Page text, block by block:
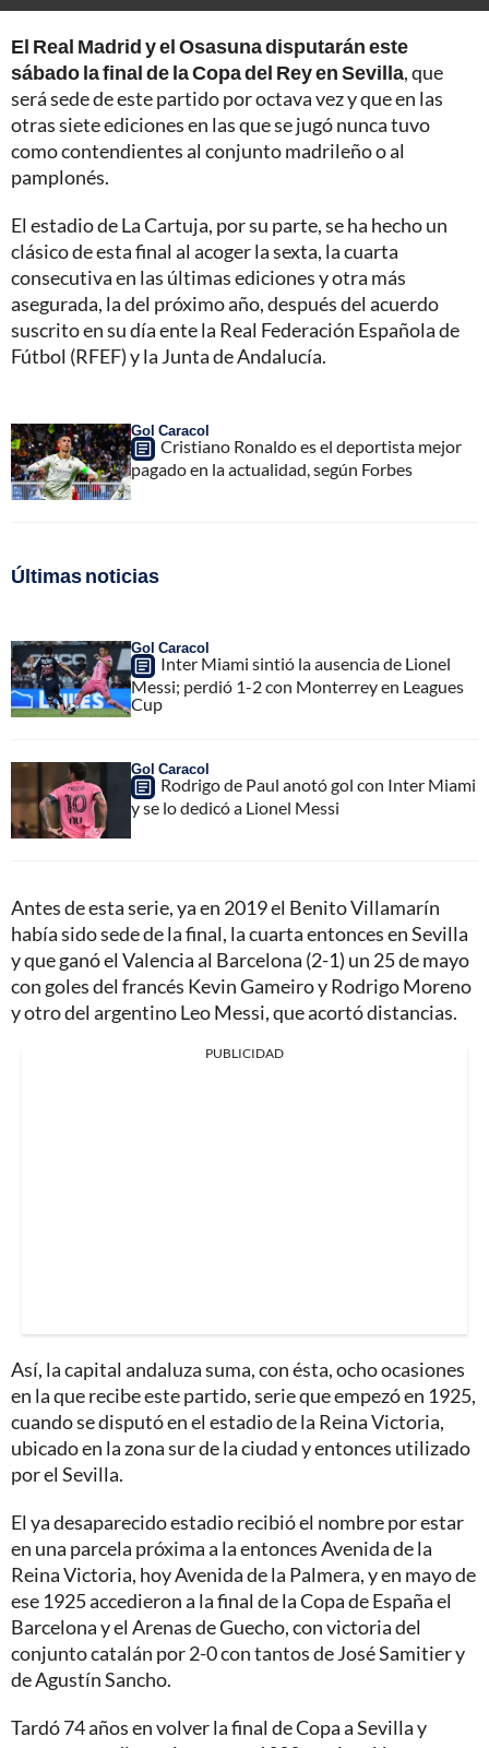
El Real Madrid y el Osasuna disputarán este
sábado la final de la Copa del Rey en Sevilla, que
será sede de este partido por octava vez y que en las
otras siete ediciones en las que se jugó nunca tuvo
como contendientes al conjunto madrileño o al
pamplonés.
El estadio de La Cartuja, por su parte, se ha hecho un
clásico de esta final al acoger la sexta, la cuarta
consecutiva en las últimas ediciones y otra más
asegurada, la del próximo año, después del acuerdo
suscrito en su día ente la Real Federación Española de
Fútbol (RFEF) y la Junta de Andalucía.
Gol Caracol
Cristiano Ronaldo es el deportista mejor
pagado en la actualidad, según Forbes
Últimas noticias
Gol Caracol
Inter Miami sintió la ausencia de Lionel
Messi; perdió 1-2 con Monterrey en Leagues
Cup
Gol Caracol
Rodrigo de Paul anotó gol con Inter Miami
y se lo dedicó a Lionel Messi
Antes de esta serie, ya en 2019 el Benito Villamarín
había sido sede de la final, la cuarta entonces en Sevilla
y que ganó el Valencia al Barcelona (2-1) un 25 de mayo
con goles del francés Kevin Gameiro y Rodrigo Moreno
y otro del argentino Leo Messi, que acortó distancias.
PUBLICIDAD
Así, la capital andaluza suma, con ésta, ocho ocasiones
en la que recibe este partido, serie que empezó en 1925,
cuando se disputó en el estadio de la Reina Victoria,
ubicado en la zona sur de la ciudad y entonces utilizado
por el Sevilla.
El ya desaparecido estadio recibió el nombre por estar
en una parcela próxima a la entonces Avenida de la
Reina Victoria, hoy Avenida de la Palmera, y en mayo de
ese 1925 accedieron a la final de la Copa de España el
Barcelona y el Arenas de Guecho, con victoria del
conjunto catalán por 2-0 con tantos de José Samitier y
de Agustín Sancho.
Tardó 74 años en volver la final de Copa a Sevilla y